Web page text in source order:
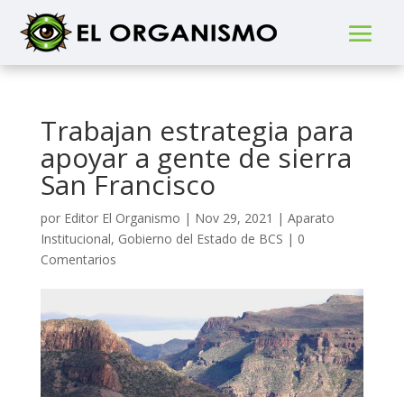
Trabajan estrategia para
apoyar a gente de sierra
San Francisco
por Editor El Organismo | Nov 29, 2021 | Aparato
Institucional, Gobierno del Estado de BCS | 0
Comentarios